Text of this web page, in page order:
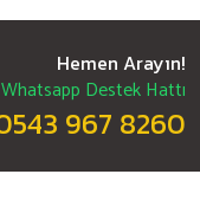
Hemen Arayın!
Whatsapp Destek Hattı
967 8260